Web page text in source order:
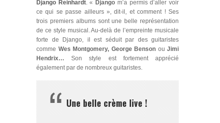
Django Reinhardt.« Django m’a permis d’aller voir
ce qui se passe ailleurs », dit-il, et comment ! Ses
trois premiers albums sont une belle représentation
de ce style musical. Au‑delà de l’empreinte musicale
forte de Django, il est séduit par des guitaristes
comme Wes Montgomery, George Benson ou Jimi
Hendrix… Son style est fortement apprécié
également par de nombreux guitaristes.
Une belle crème live !